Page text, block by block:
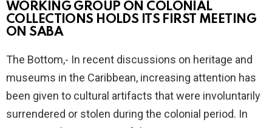
WORKING GROUP ON COLONIAL
COLLECTIONS HOLDS ITS FIRST MEETING
ON SABA
The Bottom,- In recent discussions on heritage and
museums in the Caribbean, increasing attention has
been given to cultural artifacts that were involuntarily
surrendered or stolen during the colonial period. In